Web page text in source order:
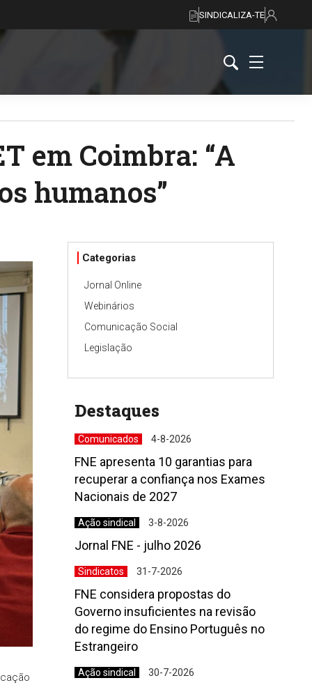
SINDICALIZA-TE
em Coimbra: “A
humanos”
Categorias
Jornal Online
Webinários
Comunicação Social
Legislação
Destaques
Comunicados 4-8-2026
FNE apresenta 10 garantias para
recuperar a confiança nos Exames
Nacionais de 2027
Ação sindical 3-8-2026
Jornal FNE - julho 2026
Sindicatos 31-7-2026
FNE considera propostas do
Governo insuficientes na revisão
do regime do Ensino Português no
Estrangeiro
Ação sindical 30-7-2026